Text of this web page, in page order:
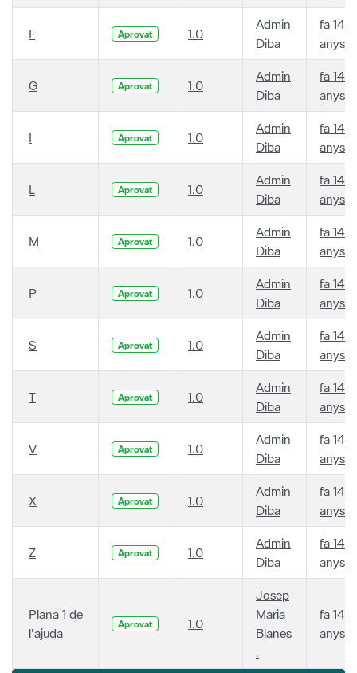
F Aprovat 1.0
Admin
Diba
fa 14
anys
G Aprovat 1.0
Admin
Diba
fa 14
anys
I Aprovat 1.0
Admin
Diba
fa 14
anys
L Aprovat 1.0
Admin
Diba
fa 14
anys
M Aprovat 1.0
Admin
Diba
fa 14
anys
P Aprovat 1.0
Admin
Diba
fa 14
anys
S Aprovat 1.0
Admin
Diba
fa 14
anys
T Aprovat 1.0
Admin
Diba
fa 14
anys
V Aprovat 1.0
Admin
Diba
fa 14
anys
X Aprovat 1.0
Admin
Diba
fa 14
anys
Z Aprovat 1.0
Admin
Diba
fa 14
anys
Plana 1 de
l'ajuda
Aprovat 1.0
Josep
Maria
Blanes
.
fa 14
anys